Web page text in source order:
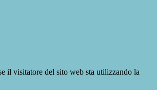
il visitatore del sito web sta utilizzando la